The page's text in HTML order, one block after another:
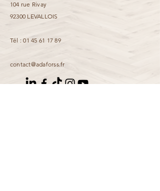
104 rue Rivay
92300 LEVALLOIS
Tél :01 45 61 17 89
contact@adaforss.fr